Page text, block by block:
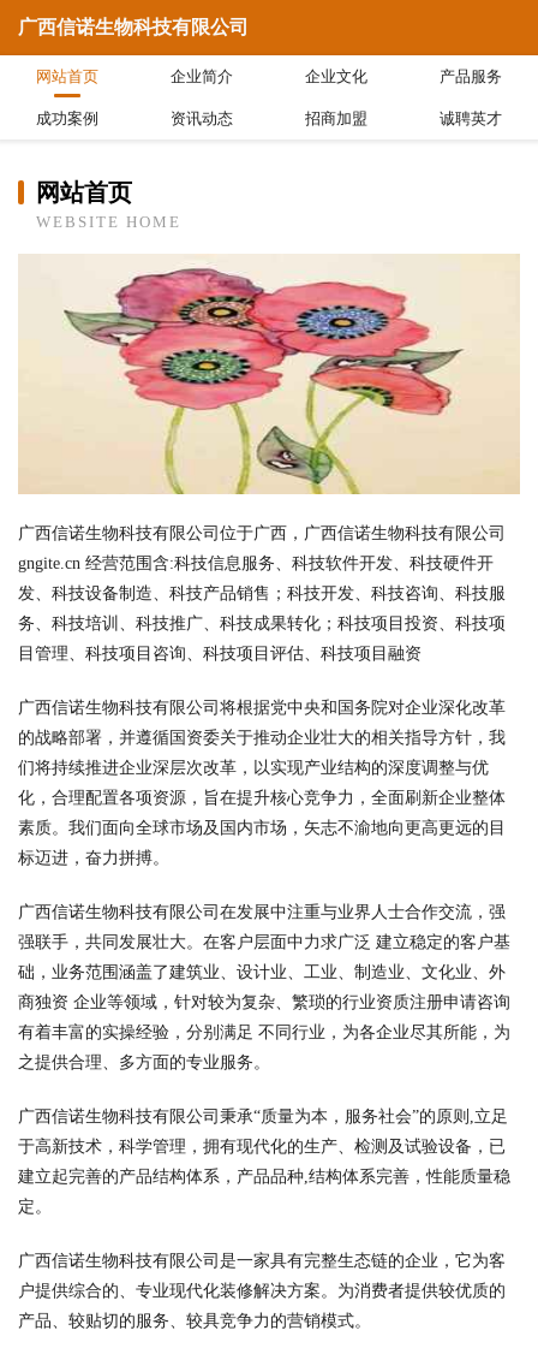
广西信诺生物科技有限公司
网站首页 企业简介 企业文化 产品服务
成功案例 资讯动态 招商加盟 诚聘英才
网站首页
WEBSITE HOME
广西信诺生物科技有限公司位于广西，广西信诺生物科技有限公司
gngite.cn 经营范围含:科技信息服务、科技软件开发、科技硬件开
发、科技设备制造、科技产品销售；科技开发、科技咨询、科技服
务、科技培训、科技推广、科技成果转化；科技项目投资、科技项
目管理、科技项目咨询、科技项目评估、科技项目融资
广西信诺生物科技有限公司将根据党中央和国务院对企业深化改革
的战略部署，并遵循国资委关于推动企业壮大的相关指导方针，我
们将持续推进企业深层次改革，以实现产业结构的深度调整与优
化，合理配置各项资源，旨在提升核心竞争力，全面刷新企业整体
素质。我们面向全球市场及国内市场，矢志不渝地向更高更远的目
标迈进，奋力拼搏。
广西信诺生物科技有限公司在发展中注重与业界人士合作交流，强
强联手，共同发展壮大。在客户层面中力求广泛 建立稳定的客户基
础，业务范围涵盖了建筑业、设计业、工业、制造业、文化业、外
商独资 企业等领域，针对较为复杂、繁琐的行业资质注册申请咨询
有着丰富的实操经验，分别满足 不同行业，为各企业尽其所能，为
之提供合理、多方面的专业服务。
广西信诺生物科技有限公司秉承“质量为本，服务社会”的原则,立足
于高新技术，科学管理，拥有现代化的生产、检测及试验设备，已
建立起完善的产品结构体系，产品品种,结构体系完善，性能质量稳
定。
广西信诺生物科技有限公司是一家具有完整生态链的企业，它为客
户提供综合的、专业现代化装修解决方案。为消费者提供较优质的
产品、较贴切的服务、较具竞争力的营销模式。